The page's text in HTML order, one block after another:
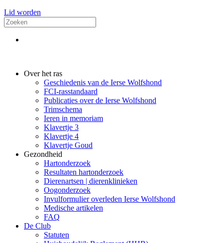
Lid worden
Over het ras
Geschiedenis van de Ierse Wolfshond
FCI-rasstandaard
Publicaties over de Ierse Wolfshond
Trimschema
Ieren in memoriam
Klavertje 3
Klavertje 4
Klavertje Goud
Gezondheid
Hartonderzoek
Resultaten hartonderzoek
Dierenartsen | dierenklinieken
Oogonderzoek
Invulformulier overleden Ierse Wolfshond
Medische artikelen
FAQ
De Club
Statuten